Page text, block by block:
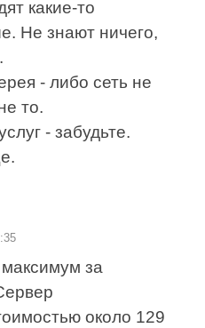
какие-то
Не знают ничего,
- либо сеть не
то.
- забудьте.
за
около 129